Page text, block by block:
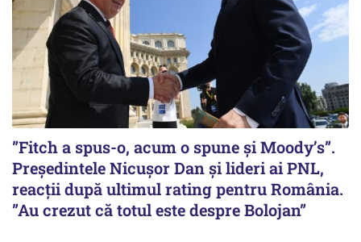
”Fitch a spus-o, acum o spune și Moody’s”.
Președintele Nicușor Dan și lideri ai PNL,
reacții după ultimul rating pentru România.
”Au crezut că totul este despre Bolojan”